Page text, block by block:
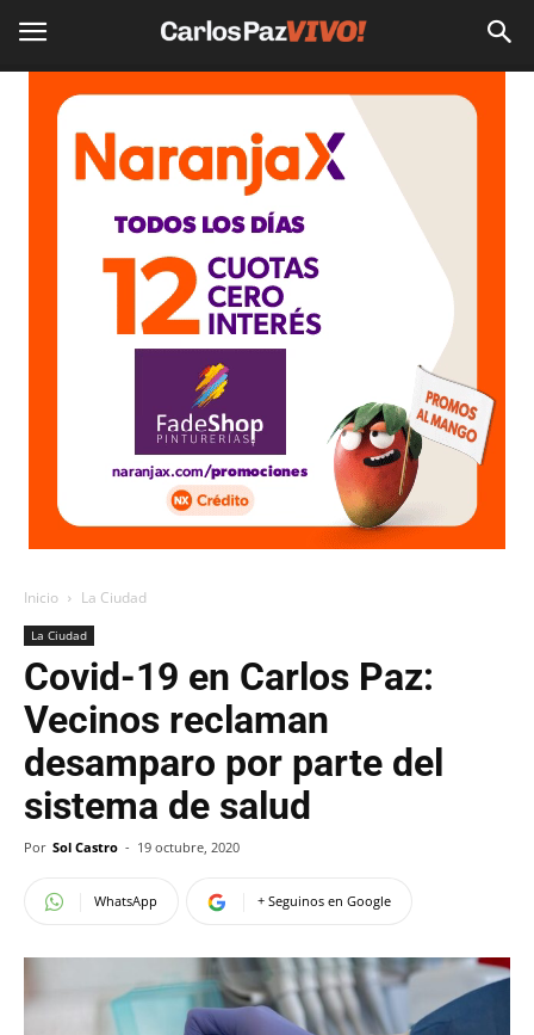
Inicio La Ciudad
La Ciudad
Covid-19 en Carlos Paz:
Vecinos reclaman
desamparo por parte del
sistema de salud
Por Sol Castro - 19 octubre, 2020
WhatsApp + Seguinos en Google